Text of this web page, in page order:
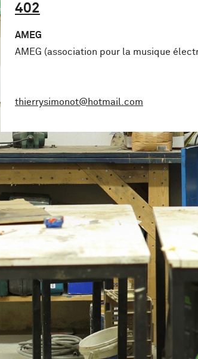
402
AMEG
AMEG (association pour la musique
thierrysimonot@hotmail.com